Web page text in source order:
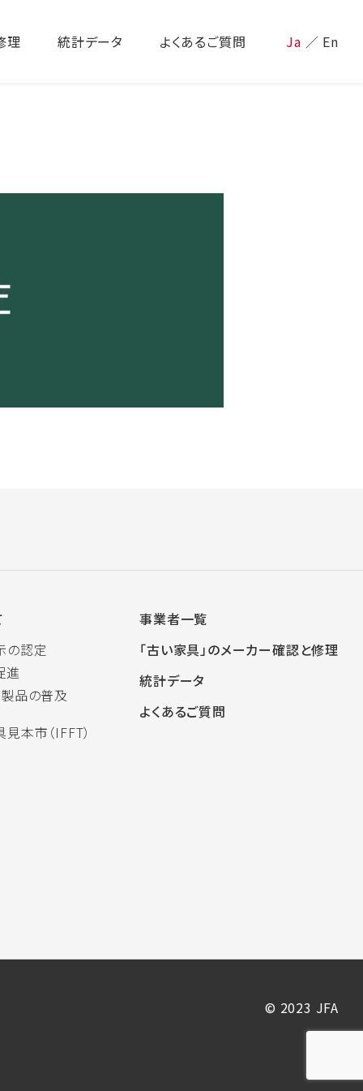
理 統計データ よくあるご質問 Ja ／ En
の認定
進
品の普及
本市（IFFT）
事業者一覧
「古い家具」のメーカー確認と修理
統計データ
よくあるご質問
© 2023 JFA